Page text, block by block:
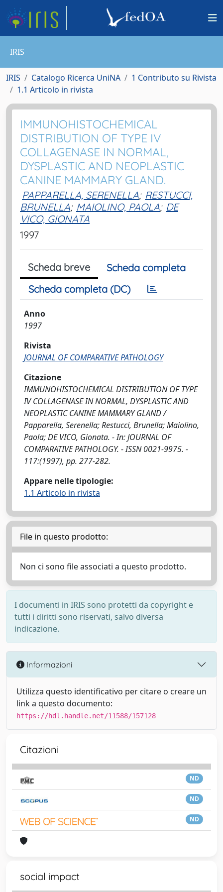
IRIS
IRIS Catalogo Ricerca UniNA
1 Contributo su Rivista
1.1 Articolo in rivista
IMMUNOHISTOCHEMICAL
DISTRIBUTION OF TYPE IV
COLLAGENASE IN NORMAL,
DYSPLASTIC AND NEOPLASTIC
CANINE MAMMARY GLAND.
PAPPARELLA, SERENELLA; RESTUCCI,
BRUNELLA; MAIOLINO, PAOLA; DE
VICO, GIONATA
1997
Scheda breve
Scheda completa
Scheda completa (DC)
Anno
1997
Rivista
JOURNAL OF COMPARATIVE PATHOLOGY
Citazione
IMMUNOHISTOCHEMICAL DISTRIBUTION OF TYPE
IV COLLAGENASE IN NORMAL, DYSPLASTIC AND
NEOPLASTIC CANINE MAMMARY GLAND /
Papparella, Serenella; Restucci, Brunella; Maiolino,
Paola; DE VICO, Gionata. - In: JOURNAL OF
COMPARATIVE PATHOLOGY. - ISSN 0021-9975. -
117:(1997), pp. 277-282.
Appare nelle tipologie:
1.1 Articolo in rivista
File in questo prodotto:
Non ci sono file associati a questo prodotto.
I documenti in IRIS sono protetti da copyright e
tutti i diritti sono riservati, salvo diversa
indicazione.
Informazioni
Utilizza questo identificativo per citare o creare un
link a questo documento:
https://hdl.handle.net/11588/157128
Citazioni
ND
ND
ND
social impact